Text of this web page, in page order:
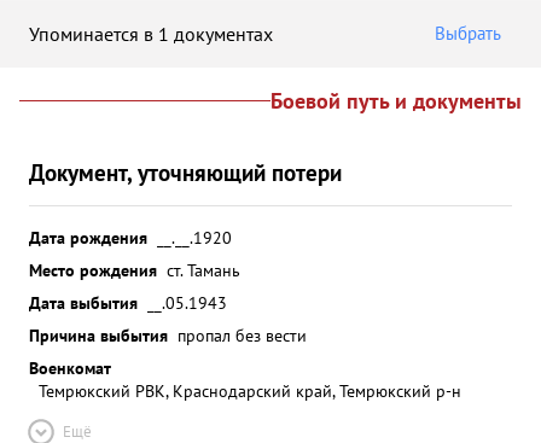
Упоминается в 1 документах Выбрать
Боевой путь и документы
Документ, уточняющий потери
Дата рождения
__.__.1920
Место рождения ст. Тамань
Дата выбытия
__.05.1943
Причина выбытия пропал без вести
Военкомат
Темрюкский РВК, Краснодарский край, Темрюкский р-н
Ещё